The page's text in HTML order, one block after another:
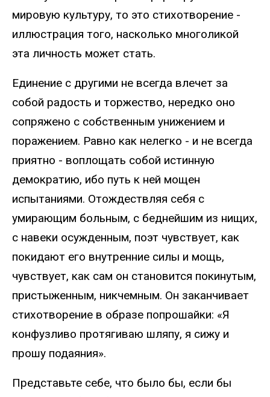
мировую культуру, то это стихотворение -
иллюстрация того, насколько многоликой
эта личность может стать.
Единение с другими не всегда влечет за
собой радость и торжество, нередко оно
сопряжено с собственным унижением и
поражением. Равно как нелегко - и не всегда
приятно - воплощать собой истинную
демократию, ибо путь к ней мощен
испытаниями. Отождествляя себя с
умирающим больным, с беднейшим из нищих,
с навеки осужденным, поэт чувствует, как
покидают его внутренние силы и мощь,
чувствует, как сам он становится покинутым,
пристыженным, никчемным. Он заканчивает
стихотворение в образе попрошайки: «Я
конфузливо протягиваю шляпу, я сижу и
прошу подаяния».
Представьте себе, что было бы, если бы